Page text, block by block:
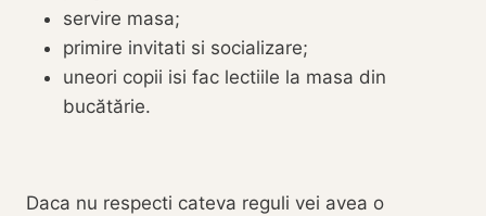
servire masa;
primire invitati si socializare;
uneori copii isi fac lectiile la masa din
bucătărie.
Daca nu respecti cateva reguli vei avea o